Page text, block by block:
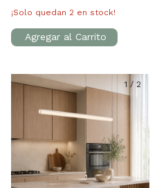
¡Solo quedan 2 en stock!
1 / 2